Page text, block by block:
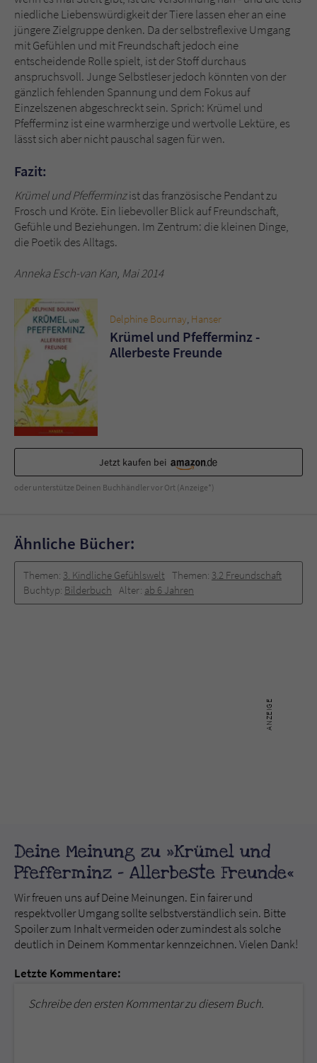
niedliche Liebenswürdigkeit der Tiere lassen eher an eine
jüngere Zielgruppe denken. Da der selbstreflexive Umgang
mit Gefühlen und mit Freundschaft jedoch eine
entscheidende Rolle spielt, ist der Stoff durchaus
anspruchsvoll. Junge Selbstleser jedoch könnten von der
gänzlich fehlenden Spannung und dem Fokus auf
Einzelszenen abgeschreckt sein. Sprich: Krümel und
Pfefferminz ist eine warmherzige und wertvolle Lektüre, es
lässt sich aber nicht pauschal sagen für wen.
Fazit:
Krümel und Pfefferminzist das französische Pendant zu
Frosch und Kröte. Ein liebevoller Blick auf Freundschaft,
Gefühle und Beziehungen. Im Zentrum: die kleinen Dinge,
die Poetik des Alltags.
Anneka Esch-van Kan, Mai 2014
Delphine Bournay, Hanser
Krümel und Pfefferminz -
Allerbeste Freunde
Jetzt kaufen bei
oder unterstütze Deinen Buchhändler vor Ort (Anzeige*)
Ähnliche Bücher:
Themen: 3. Kindliche Gefühlswelt Themen: 3.2 Freundschaft
Buchtyp: Bilderbuch Alter: ab 6 Jahren
Deine Meinung zu »Krümel und
Pfefferminz - Allerbeste Freunde«
Wir freuen uns auf Deine Meinungen. Ein fairer und
respektvoller Umgang sollte selbstverständlich sein. Bitte
Spoiler zum Inhalt vermeiden oder zumindest als solche
deutlich in Deinem Kommentar kennzeichnen. Vielen Dank!
Letzte Kommentare:
Schreibe den ersten Kommentar zu diesem Buch.